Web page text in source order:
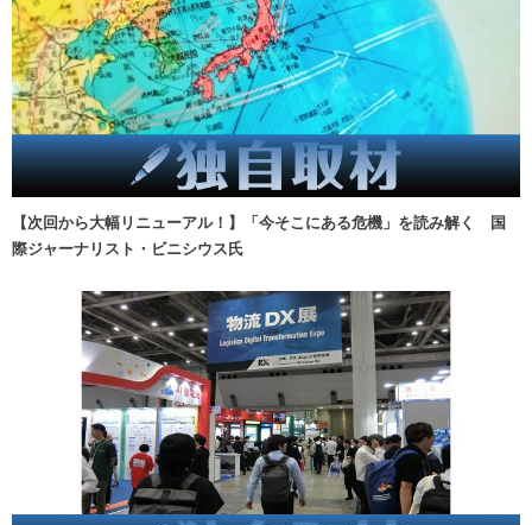
【次回から大幅リニューアル！】「今そこにある危機」を読み解く 国
際ジャーナリスト・ビニシウス氏